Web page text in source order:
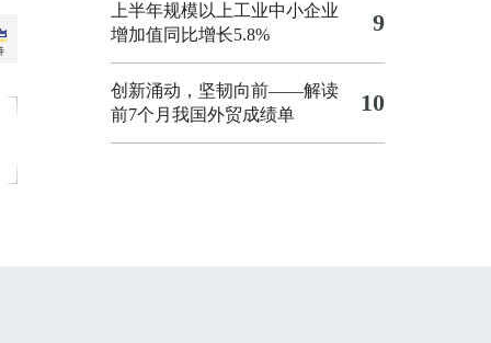
上半年规模以上工业中小企业
增加值同比增长5.8%
9
创新涌动，坚韧向前——解读
前7个月我国外贸成绩单
10